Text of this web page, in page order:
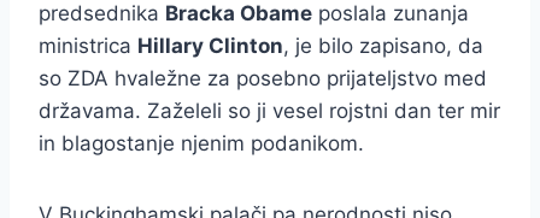
predsednika Bracka Obame poslala zunanja
ministrica Hillary Clinton, je bilo zapisano, da
so ZDA hvaležne za posebno prijateljstvo med
državama. Zaželeli so ji vesel rojstni dan ter mir
in blagostanje njenim podanikom.